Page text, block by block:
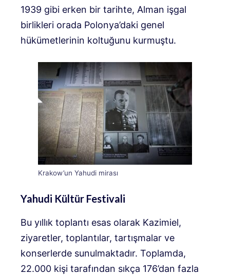
1939 gibi erken bir tarihte, Alman işgal
birlikleri orada Polonya’daki genel
hükümetlerinin koltuğunu kurmuştu.
Krakow’un Yahudi mirası
Yahudi Kültür Festivali
Bu yıllık toplantı esas olarak Kazimiel,
ziyaretler, toplantılar, tartışmalar ve
konserlerde sunulmaktadır. Toplamda,
22.000 kişi tarafından sıkça 176’dan fazla